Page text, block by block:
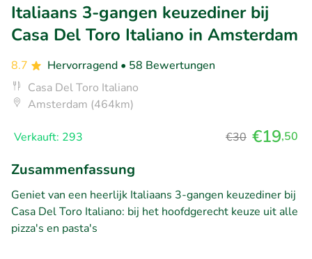
Italiaans 3-gangen keuzediner bij
Casa Del Toro Italiano in Amsterdam
8.7 Hervorragend • 58 Bewertungen
Casa Del Toro Italiano
Amsterdam (464km)
Verkauft: 293 €30 €19,50
Zusammenfassung
Geniet van een heerlijk Italiaans 3-gangen keuzediner bij
Casa Del Toro Italiano: bij het hoofdgerecht keuze uit alle
pizza's en pasta's